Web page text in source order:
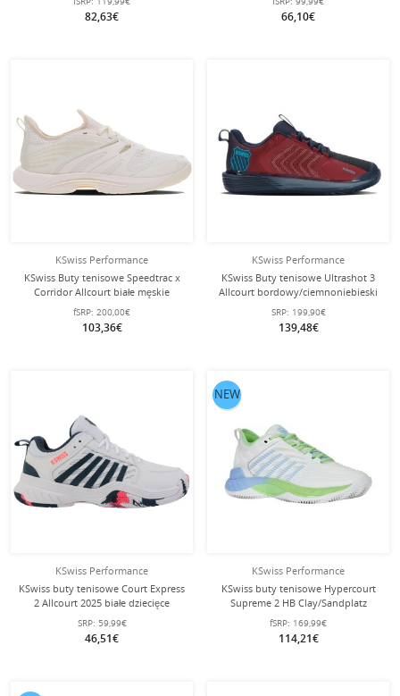
82,63€ 66,10€
KSwiss Performance
KSwiss Buty tenisowe Speedtrac x
Corridor Allcourt białe męskie
fSRP: 200,00€
103,36€
KSwiss Performance
KSwiss Buty tenisowe Ultrashot 3
Allcourt bordowy/ciemnoniebieski
męskie
SRP: 199,90€
139,48€
KSwiss Performance
KSwiss buty tenisowe Court Express
2 Allcourt 2025 białe dziecięce
SRP: 59,99€
46,51€
KSwiss Performance
KSwiss buty tenisowe Hypercourt
Supreme 2 HB Clay/Sandplatz
białe/zielone/niebieskie damskie
fSRP: 169,99€
114,21€
NEW